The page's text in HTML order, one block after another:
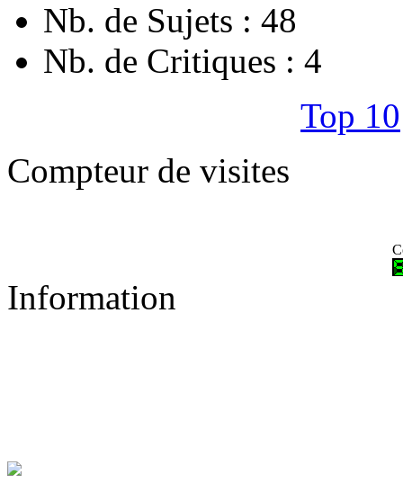
Nb. de Sujets : 48
Nb. de Critiques : 4
Top 10
Compteur de visites
Information